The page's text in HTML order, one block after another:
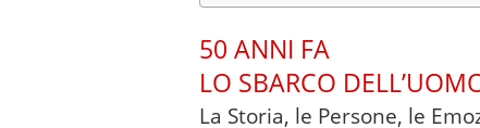
50 ANNI FA
LO SBARCO
La Storia, le Persone, le